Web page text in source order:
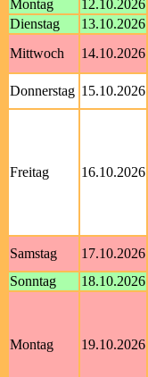
Montag
12.10.2026
Dienstag
13.10.2026
Mittwoch
14.10.2026
Donnerstag 15.10.2026
Freitag 16.10.2026
Samstag
17.10.2026
Sonntag
18.10.2026
Montag 19.10.2026